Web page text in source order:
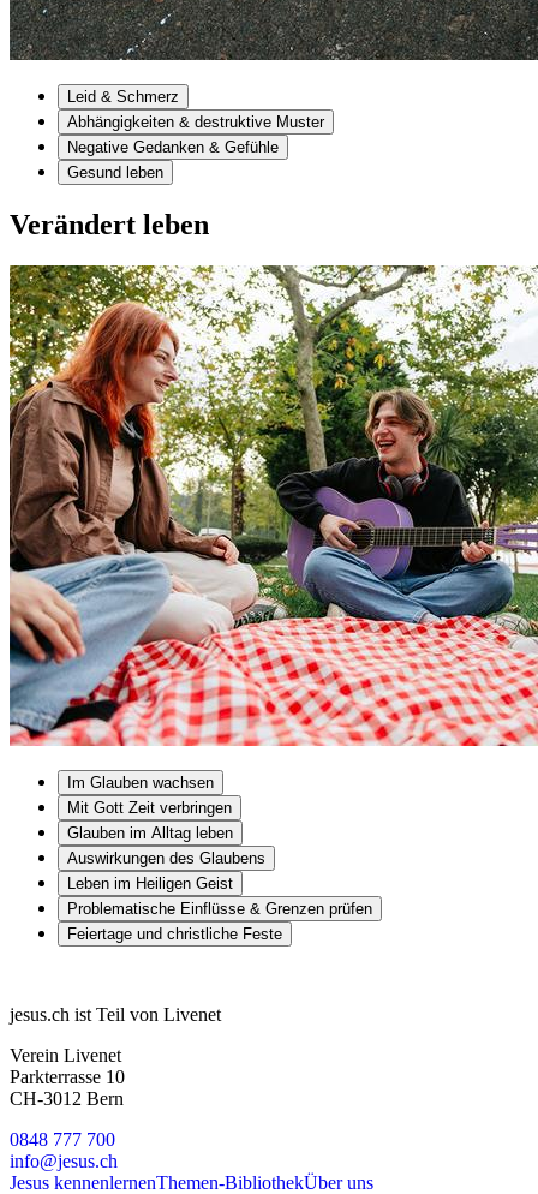
Leid & Schmerz
Abhängigkeiten & destruktive Muster
Negative Gedanken & Gefühle
Gesund leben
Verändert leben
Im Glauben wachsen
Mit Gott Zeit verbringen
Glauben im Alltag leben
Auswirkungen des Glaubens
Leben im Heiligen Geist
Problematische Einflüsse & Grenzen prüfen
Feiertage und christliche Feste
jesus.ch ist Teil von Livenet
Verein Livenet
Parkterrasse 10
CH-3012 Bern
0848 777 700
info@jesus.ch
Jesus kennenlernenThemen-BibliothekÜber uns